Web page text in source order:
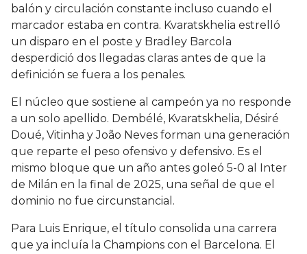
balón y circulación constante incluso cuando el
marcador estaba en contra. Kvaratskhelia estrelló
un disparo en el poste y Bradley Barcola
desperdició dos llegadas claras antes de que la
definición se fuera a los penales.
El núcleo que sostiene al campeón ya no responde
a un solo apellido. Dembélé, Kvaratskhelia, Désiré
Doué, Vitinha y João Neves forman una generación
que reparte el peso ofensivo y defensivo. Es el
mismo bloque que un año antes goleó 5-0 al Inter
de Milán en la final de 2025, una señal de que el
dominio no fue circunstancial.
Para Luis Enrique, el título consolida una carrera
que ya incluía la Champions con el Barcelona. El